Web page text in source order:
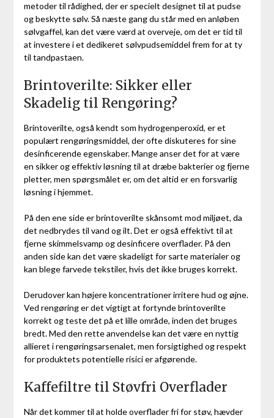
metoder til rådighed, der er specielt designet til at pudse
og beskytte sølv. Så næste gang du står med en anløben
sølvgaffel, kan det være værd at overveje, om det er tid til
at investere i et dedikeret sølvpudsemiddel frem for at ty
til tandpastaen.
Brintoverilte: Sikker eller
Skadelig til Rengøring?
Brintoverilte, også kendt som hydrogenperoxid, er et
populært rengøringsmiddel, der ofte diskuteres for sine
desinficerende egenskaber. Mange anser det for at være
en sikker og effektiv løsning til at dræbe bakterier og fjerne
pletter, men spørgsmålet er, om det altid er en forsvarlig
løsning i hjemmet.
På den ene side er brintoverilte skånsomt mod miljøet, da
det nedbrydes til vand og ilt. Det er også effektivt til at
fjerne skimmelsvamp og desinficere overflader. På den
anden side kan det være skadeligt for sarte materialer og
kan blege farvede tekstiler, hvis det ikke bruges korrekt.
Derudover kan højere koncentrationer irritere hud og øjne.
Ved rengøring er det vigtigt at fortynde brintoverilte
korrekt og teste det på et lille område, inden det bruges
bredt. Med den rette anvendelse kan det være en nyttig
allieret i rengøringsarsenalet, men forsigtighed og respekt
for produktets potentielle risici er afgørende.
Kaffefiltre til Støvfri Overflader
Når det kommer til at holde overflader fri for støv, hævder